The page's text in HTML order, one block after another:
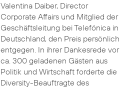
Valentina Daiber, Director
Corporate Affairs und Mitglied der
Geschäftsleitung bei Telefónica in
Deutschland, den Preis persönlich
entgegen. In ihrer Dankesrede vor
ca. 300 geladenen Gästen aus
Politik und Wirtschaft forderte die
Diversity-Beauftragte des